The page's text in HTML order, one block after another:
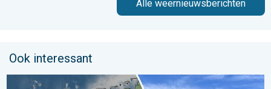
Alle weernieuwsberichten
Ook interessant
Fraai zomerweer om eropuit te trekken. Weekendweer. . .